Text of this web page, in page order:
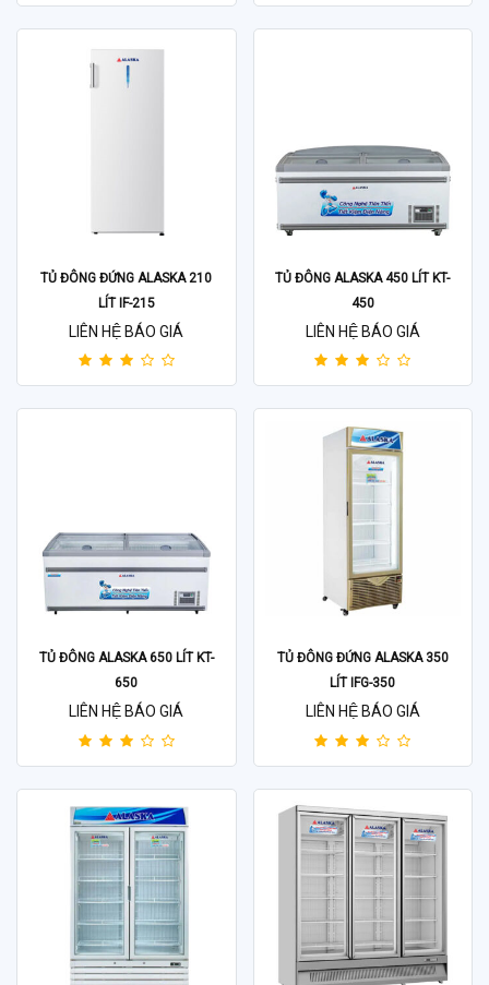
TỦ ĐÔNG ĐỨNG ALASKA 210
LÍT IF-215
LIÊN HỆ BÁO GIÁ
TỦ ĐÔNG ALASKA 450 LÍT KT-
450
LIÊN HỆ BÁO GIÁ
TỦ ĐÔNG ALASKA 650 LÍT KT-
650
LIÊN HỆ BÁO GIÁ
TỦ ĐÔNG ĐỨNG ALASKA 350
LÍT IFG-350
LIÊN HỆ BÁO GIÁ